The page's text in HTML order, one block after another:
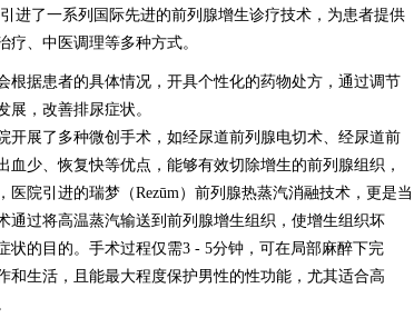
进了一系列国际先进的前列腺增生诊疗技术，为患者提供
、中医调理等多种方式。
根据患者的具体情况，开具个性化的药物处方，通过调节
，改善排尿症状。
开展了多种微创手术，如经尿道前列腺电切术、经尿道前
少、恢复快等优点，能够有效切除增生的前列腺组织，
院引进的瑞梦（Rezūm）前列腺热蒸汽消融技术，更是当
通过将高温蒸汽输送到前列腺增生组织，使增生组织坏
的目的。手术过程仅需3 - 5分钟，可在局部麻醉下完
和生活，且能最大程度保护男性的性功能，尤其适合高